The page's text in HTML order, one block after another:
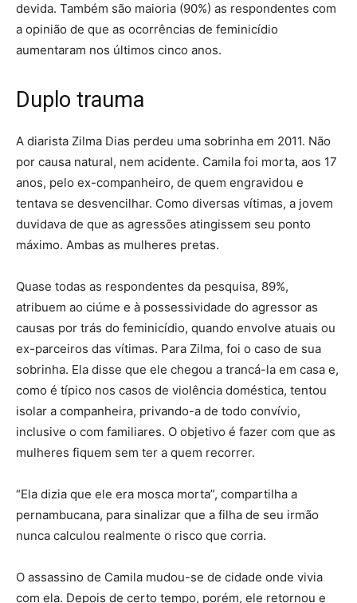
devida. Também são maioria (90%) as respondentes com
a opinião de que as ocorrências de feminicídio
aumentaram nos últimos cinco anos.
Duplo trauma
A diarista Zilma Dias perdeu uma sobrinha em 2011. Não
por causa natural, nem acidente. Camila foi morta, aos 17
anos, pelo ex-companheiro, de quem engravidou e
tentava se desvencilhar. Como diversas vítimas, a jovem
duvidava de que as agressões atingissem seu ponto
máximo. Ambas as mulheres pretas.
Quase todas as respondentes da pesquisa, 89%,
atribuem ao ciúme e à possessividade do agressor as
causas por trás do feminicídio, quando envolve atuais ou
ex-parceiros das vítimas. Para Zilma, foi o caso de sua
sobrinha. Ela disse que ele chegou a trancá-la em casa e,
como é típico nos casos de violência doméstica, tentou
isolar a companheira, privando-a de todo convívio,
inclusive o com familiares. O objetivo é fazer com que as
mulheres fiquem sem ter a quem recorrer.
“Ela dizia que ele era mosca morta”, compartilha a
pernambucana, para sinalizar que a filha de seu irmão
nunca calculou realmente o risco que corria.
O assassino de Camila mudou-se de cidade onde vivia
com ela. Depois de certo tempo, porém, ele retornou e